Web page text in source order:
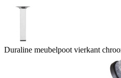
Duraline meubelpoot vierkant